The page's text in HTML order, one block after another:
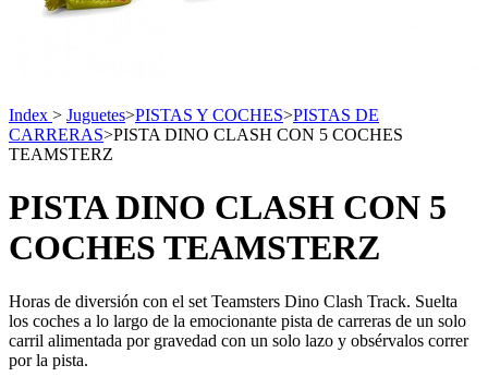
Index > Juguetes>PISTAS Y COCHES>PISTAS DE
CARRERAS>PISTA DINO CLASH CON 5 COCHES
TEAMSTERZ
PISTA DINO CLASH CON 5
COCHES TEAMSTERZ
Horas de diversión con el set Teamsters Dino Clash Track. Suelta
los coches a lo largo de la emocionante pista de carreras de un solo
carril alimentada por gravedad con un solo lazo y obsérvalos correr
por la pista.